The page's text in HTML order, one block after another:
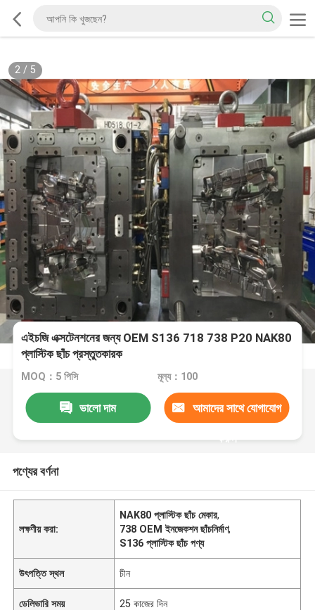
2/ 5
এইচজি এক্সটেনশনের জন্য OEM S136 718 738 P20 NAK80
প্লাস্টিক ছাঁচ প্রস্তুতকারক
MOQ：5 পিসি মূল্য：100
ভালো দাম আমাদের সাথে যোগাযোগ
করুন
পণ্যের বর্ণনা
লক্ষণীয় করা:
NAK80 প্লাস্টিক ছাঁচ মেকার,
738 OEM ইনজেকশন ছাঁচনির্মাণ,
S136 প্লাস্টিক ছাঁচ পণ্য
উৎপত্তি স্থল চীন
ডেলিভারি সময় 25 কাজের দিন